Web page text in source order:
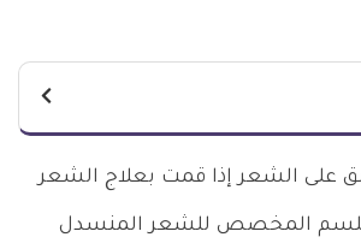
على الشعر إذا قمت بعلاج الشعر
المخصص للشعر المنسدل